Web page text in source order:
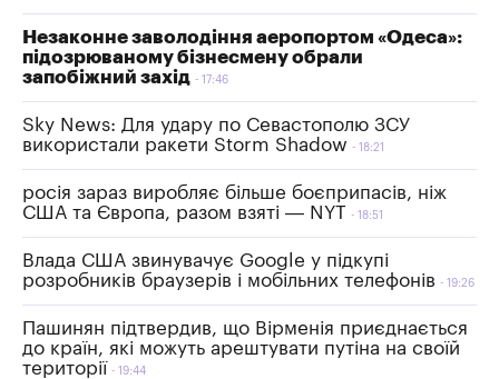
Незаконне заволодіння аеропортом «Одеса»:
підозрюваному бізнесмену обрали
запобіжний захід
17:46
Sky News: Для удару по Севастополю ЗСУ
використали ракети Storm Shadow
18:21
росія зараз виробляє більше боєприпасів, ніж
США та Європа, разом взяті — NYT
18:51
Влада США звинувачує Google у підкупі
розробників браузерів і мобільних телефонів
19:26
Пашинян підтвердив, що Вірменія приєднається
до країн, які можуть арештувати путіна на своїй
території
19:44